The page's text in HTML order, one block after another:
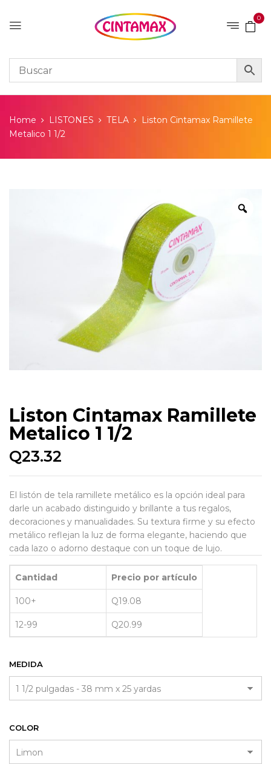
0
Home LISTONES TELA
Liston Cintamax Ramillete
Metalico 1 1/2
Liston Cintamax Ramillete
Metalico 1 1/2
Q23.32
El listón de tela ramillete metálico es la opción ideal para
darle un acabado distinguido y brillante a tus regalos,
decoraciones y manualidades. Su textura firme y su efecto
metálico reflejan la luz de forma elegante, haciendo que
cada lazo o adorno destaque con un toque de lujo.
Cantidad Precio por artículo
100+ Q19.08
12-99 Q20.99
MEDIDA
COLOR